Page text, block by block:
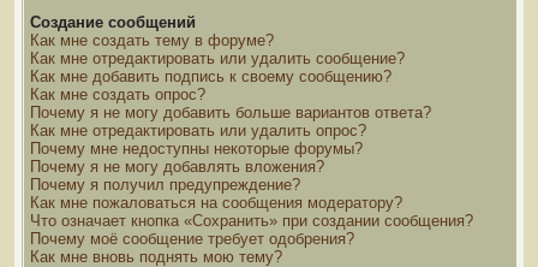
Создание сообщений
Как мне создать тему в форуме?
Как мне отредактировать или удалить сообщение?
Как мне добавить подпись к своему сообщению?
Как мне создать опрос?
Почему я не могу добавить больше вариантов ответа?
Как мне отредактировать или удалить опрос?
Почему мне недоступны некоторые форумы?
Почему я не могу добавлять вложения?
Почему я получил предупреждение?
Как мне пожаловаться на сообщения модератору?
Что означает кнопка «Сохранить» при создании сообщения?
Почему моё сообщение требует одобрения?
Как мне вновь поднять мою тему?